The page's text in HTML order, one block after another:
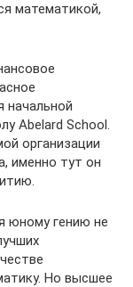
математикой,
начальной
Abelard School.
организации
именно тут он
юному гению не
Но высшее